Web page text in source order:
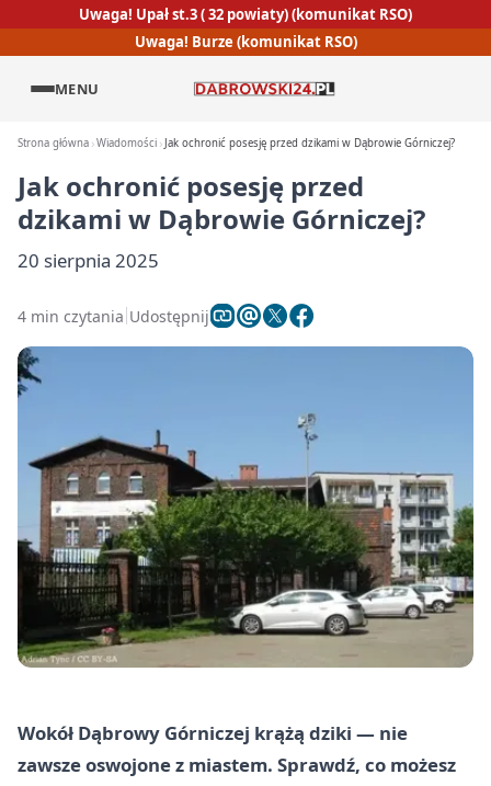
Uwaga! Upał st.3 ( 32 powiaty) (komunikat RSO)
Uwaga! Burze (komunikat RSO)
MENU
Strona główna Wiadomości Jak ochronić posesję przed dzikami w Dąbrowie Górniczej?
Jak ochronić posesję przed
dzikami w Dąbrowie Górniczej?
20 sierpnia 2025
4 min czytania Udostępnij
Wokół Dąbrowy Górniczej krążą dziki — nie
zawsze oswojone z miastem. Sprawdź, co możesz